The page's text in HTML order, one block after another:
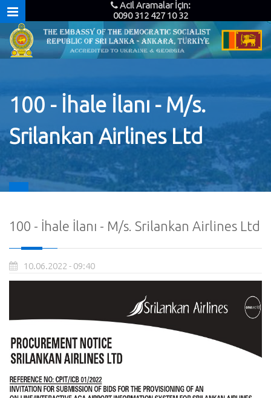
Acil Aramalar İçin:
0090 312 427 10 32
100 - İhale İlanı - M/s.
Srilankan Airlines Ltd
100 - İhale İlanı - M/s. Srilankan Airlines Ltd
10.06.2022 - 09:40